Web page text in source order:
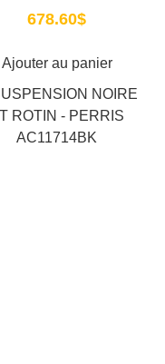
678.60$
Ajouter au panier